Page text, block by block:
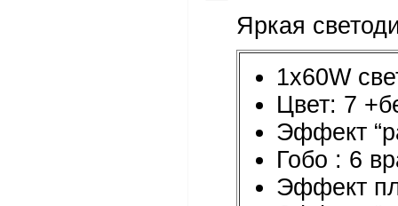
Яркая
1x60W
Цвет: 7
Эффект
Гобо : 6
Эффект